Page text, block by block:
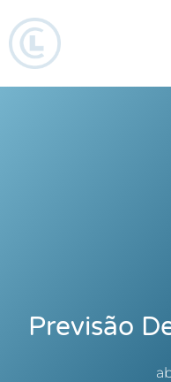
Previsão